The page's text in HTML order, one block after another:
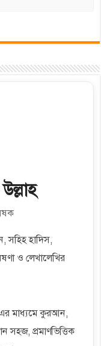
সহিহ হাদিস,
ও লেখালেখির
মাধ্যমে কুরআন,
সহজ, প্রমাণভিত্তিক